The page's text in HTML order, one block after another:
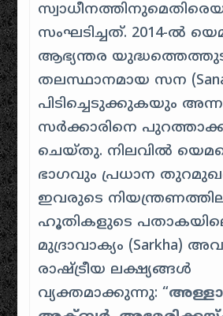
സംഘടിച്ചത്. 2014-ൽ
ആഭ്യന്തര
തലസ്ഥാനമായ സന
പിടിച്ചെടുക്കുകയും
സർക്കാരിനെ
ചെയ്തു. നിലവിൽ
ഭാഗവും പ്രധാന
ഇവരുടെ
ഹൂതികളുടെ
മുദ്രാവാക്യം (Sarkha)
രാഷ്ട്രീയ ലക്ഷ്യങ്ങൾ
വ്യക്തമാക്കുന്നു: “